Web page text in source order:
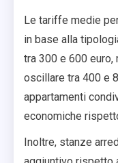
Le tariffe medie
in base alla
tra 300 e 600 euro,
oscillare tra 400 e
appartamenti
economiche
Inoltre, stanze